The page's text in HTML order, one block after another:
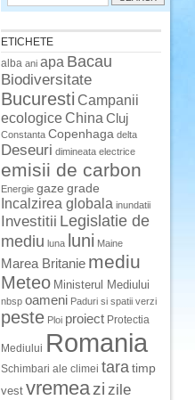
ETICHETE
alba ani apa Bacau
Biodiversitate
Bucuresti Campanii
ecologiceChina Cluj
Constanta Copenhaga delta
Deseuri dimineata electrice
emisii de carbon
Energie gaze grade
Incalzirea globala inundatii
Investitii Legislatie de
mediu luna luni Maine
Marea Britanie mediu
Meteo Ministerul Mediului
nbsp oameni Paduri si spatii verzi
peste Ploi proiect Protectia
Mediului Romania
Schimbari ale climei taratimp
vest vremeazi zile